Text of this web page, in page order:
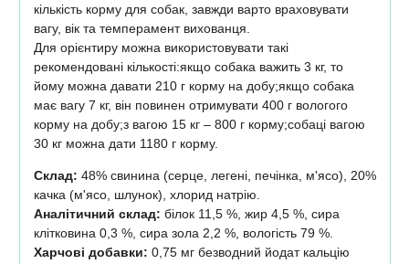
кількість корму для собак, завжди варто враховувати
вагу, вік та темперамент вихованця.
Для орієнтиру можна використовувати такі
рекомендовані кількості:якщо собака важить 3 кг, то
йому можна давати 210 г корму на добу;якщо собака
має вагу 7 кг, він повинен отримувати 400 г вологого
корму на добу;з вагою 15 кг – 800 г корму;собаці вагою
30 кг можна дати 1180 г корму.
Склад: 48% свинина (серце, легені, печінка, м'ясо), 20%
качка (м'ясо, шлунок), хлорид натрію.
Аналітичний склад: білок 11,5 %, жир 4,5 %, сира
клітковина 0,3 %, сира зола 2,2 %, вологість 79 %.
Харчові добавки: 0,75 мг безводний йодат кальцію